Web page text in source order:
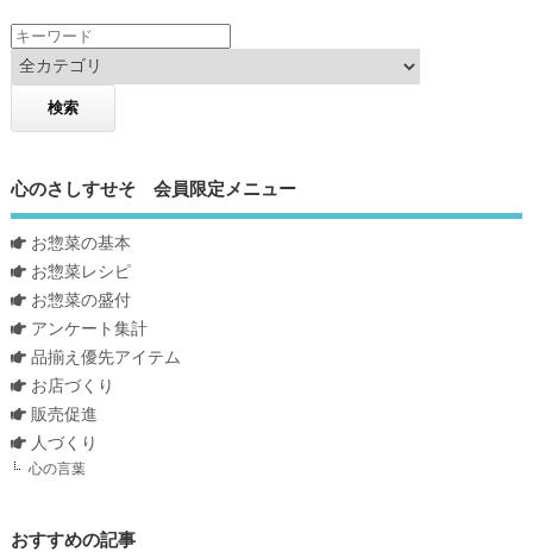
心のさしすせそ 会員限定メニュー
お惣菜の基本
お惣菜レシピ
お惣菜の盛付
アンケート集計
品揃え優先アイテム
お店づくり
販売促進
人づくり
心の言葉
おすすめの記事